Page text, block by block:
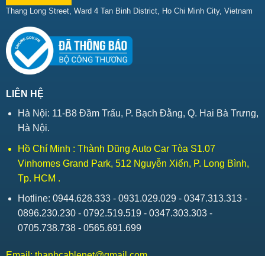
Thang Long Street, Ward 4 Tan Binh District, Ho Chi Minh City, Vietnam
LIÊN HỆ
Hà Nội: 11-B8 Đầm Trấu, P. Bạch Đằng, Q. Hai Bà Trưng,
Hà Nội.
Hồ Chí Minh : Thành Dũng Auto Car Tòa S1.07
Vinhomes Grand Park, 512 Nguyễn Xiển, P. Long Bình,
Tp. HCM .
Hotline: 0944.628.333 - 0931.029.029 - 0347.313.313 -
0896.230.230 - 0792.519.519 - 0347.303.303 -
0705.738.738 - 0565.691.699